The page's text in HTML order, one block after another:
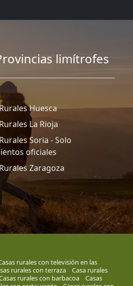
limítrofes
Huesca
La Rioja
Soria - Solo
oficiales
Zaragoza
rurales con televisión en las
rurales con terraza
Casa rurales
rurales con barbacoa
Casas